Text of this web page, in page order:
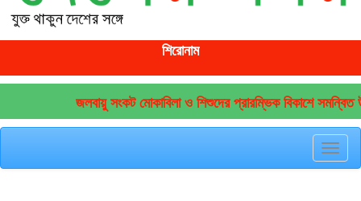
শিরোনাম
জলবায়ু সংকট মোকাবিলা ও শিশুদের প্রারম্ভিক বিকাশে সমন্বিত